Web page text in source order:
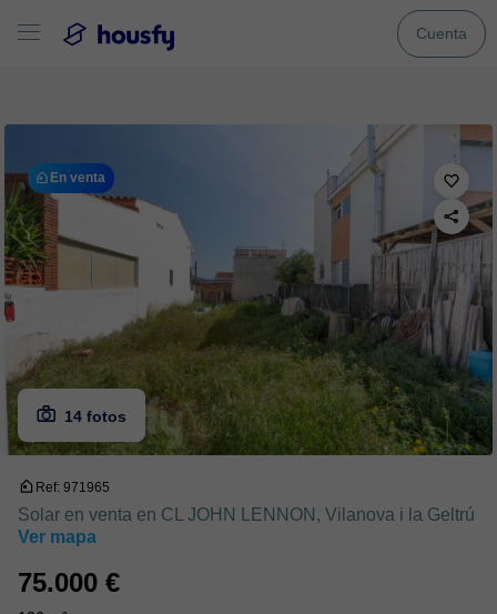
Cuenta
14 fotos
En venta
Ref: 971965
Solar en venta en CL JOHN LENNON, Vilanova i la Geltrú
Ver mapa
75.000 €